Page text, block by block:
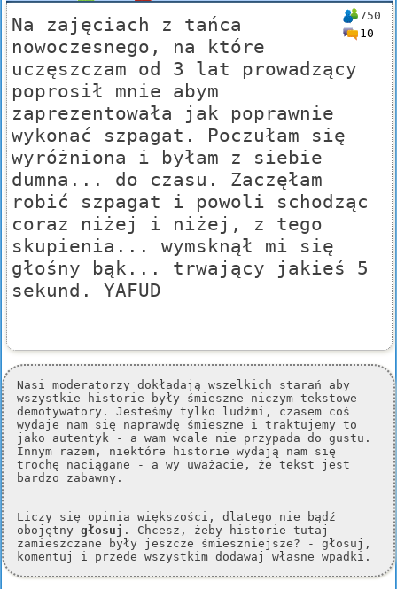
750
10
Na zajęciach z tańca
nowoczesnego, na które
uczęszczam od 3 lat prowadzący
poprosił mnie abym
zaprezentowała jak poprawnie
wykonać szpagat. Poczułam się
wyróżniona i byłam z siebie
dumna... do czasu. Zaczęłam
robić szpagat i powoli schodząc
coraz niżej i niżej, z tego
skupienia... wymsknął mi się
głośny bąk... trwający jakieś 5
sekund. YAFUD
Nasi moderatorzy dokładają wszelkich starań aby
wszystkie historie były śmieszne niczym tekstowe
demotywatory. Jesteśmy tylko ludźmi, czasem coś
wydaje nam się naprawdę śmieszne i traktujemy to
jako autentyk - a wam wcale nie przypada do gustu.
Innym razem, niektóre historie wydają nam się
trochę naciągane - a wy uważacie, że tekst jest
bardzo zabawny.
Liczy się opinia większości, dlatego nie bądź
obojętny głosuj . Chcesz, żeby historie tutaj
zamieszczane były jeszcze śmieszniejsze? - głosuj,
komentuj i przede wszystkim dodawaj własne wpadki.